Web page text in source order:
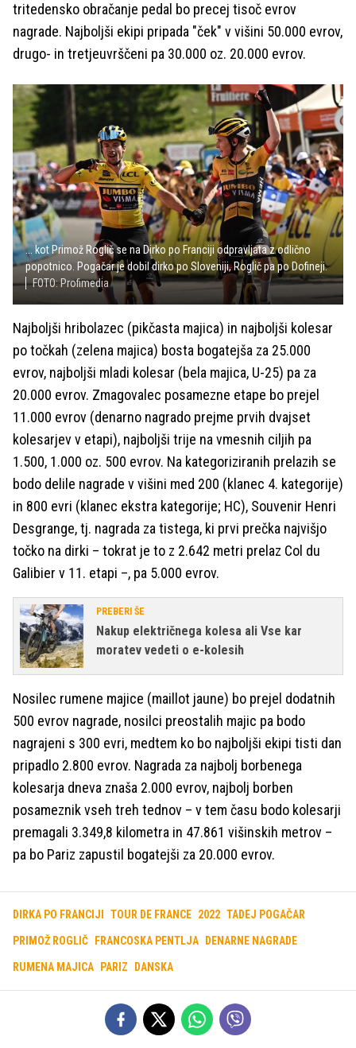
tritedensko obračanje pedal bo precej tisoč evrov
nagrade. Najboljši ekipi pripada "ček" v višini 50.000 evrov,
drugo- in tretjeuvrščeni pa 30.000 oz. 20.000 evrov.
... kot Primož Roglič se na Dirko po Franciji odpravljata z odlično
popotnico. Pogačar je dobil dirko po Sloveniji, Roglič pa po Dofineji.
FOTO: Profimedia
Najboljši hribolazec (pikčasta majica) in najboljši kolesar
po točkah (zelena majica) bosta bogatejša za 25.000
evrov, najboljši mladi kolesar (bela majica, U-25) pa za
20.000 evrov. Zmagovalec posamezne etape bo prejel
11.000 evrov (denarno nagrado prejme prvih dvajset
kolesarjev v etapi), najboljši trije na vmesnih ciljih pa
1.500, 1.000 oz. 500 evrov. Na kategoriziranih prelazih se
bodo delile nagrade v višini med 200 (klanec 4. kategorije)
in 800 evri (klanec ekstra kategorije; HC), Souvenir Henri
Desgrange, tj. nagrada za tistega, ki prvi prečka najvišjo
točko na dirki – tokrat je to z 2.642 metri prelaz Col du
Galibier v 11. etapi –, pa 5.000 evrov.
PREBERI ŠE
Nakup električnega kolesa ali Vse kar
moratev vedeti o e-kolesih
Nosilec rumene majice (maillot jaune) bo prejel dodatnih
500 evrov nagrade, nosilci preostalih majic pa bodo
nagrajeni s 300 evri, medtem ko bo najboljši ekipi tisti dan
pripadlo 2.800 evrov. Nagrada za najbolj borbenega
kolesarja dneva znaša 2.000 evrov, najbolj borben
posameznik vseh treh tednov – v tem času bodo kolesarji
premagali 3.349,8 kilometra in 47.861 višinskih metrov –
pa bo Pariz zapustil bogatejši za 20.000 evrov.
DIRKA PO FRANCIJI TOUR DE FRANCE 2022 TADEJ POGAČAR
PRIMOŽ ROGLIČ FRANCOSKA PENTLJA DENARNE NAGRADE
RUMENA MAJICA PARIZ DANSKA